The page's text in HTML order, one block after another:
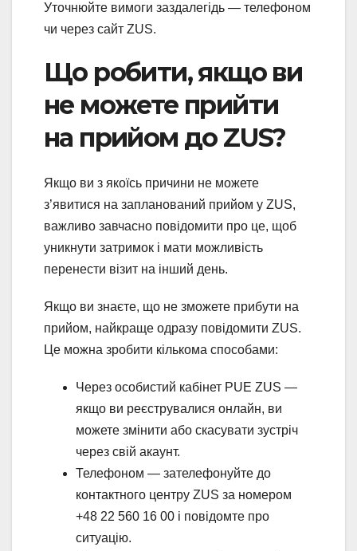
Уточнюйте вимоги заздалегідь — телефоном
чи через сайт ZUS.
Що робити, якщо ви
не можете прийти
на прийом до ZUS?
Якщо ви з якоїсь причини не можете
з’явитися на запланований прийом у ZUS,
важливо завчасно повідомити про це, щоб
уникнути затримок і мати можливість
перенести візит на інший день.
Якщо ви знаєте, що не зможете прибути на
прийом, найкраще одразу повідомити ZUS.
Це можна зробити кількома способами:
Через особистий кабінет PUE ZUS —
якщо ви реєструвалися онлайн, ви
можете змінити або скасувати зустріч
через свій акаунт.
Телефоном — зателефонуйте до
контактного центру ZUS за номером
+48 22 560 16 00 і повідомте про
ситуацію.